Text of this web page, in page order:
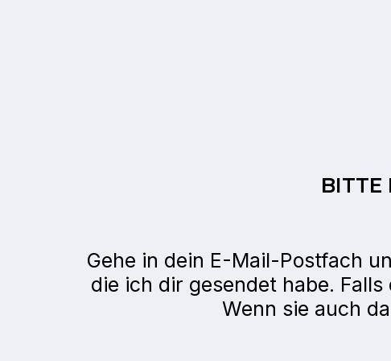
BITTE
Gehe in dein E-Mail-Postfach
die ich dir gesendet habe.
Wenn sie auch